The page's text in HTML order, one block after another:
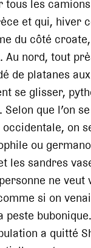
tous les
et qui, hiver
du côté
Au nord, tout
de platanes
se glisser,
que l’on
on
ou
les sandres
ne veut
si on
peste
a quitté